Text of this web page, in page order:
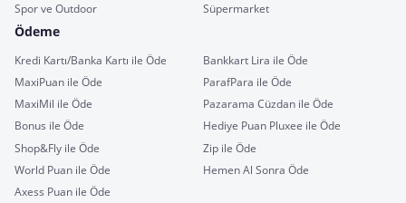
Spor ve Outdoor
Süpermarket
Ödeme
Kredi Kartı/Banka Kartı ile Öde
Bankkart Lira ile Öde
MaxiPuan ile Öde
ParafPara ile Öde
MaxiMil ile Öde
Pazarama Cüzdan ile Öde
Bonus ile Öde
Hediye Puan Pluxee ile Öde
Shop&Fly ile Öde
Zip ile Öde
World Puan ile Öde
Hemen Al Sonra Öde
Axess Puan ile Öde